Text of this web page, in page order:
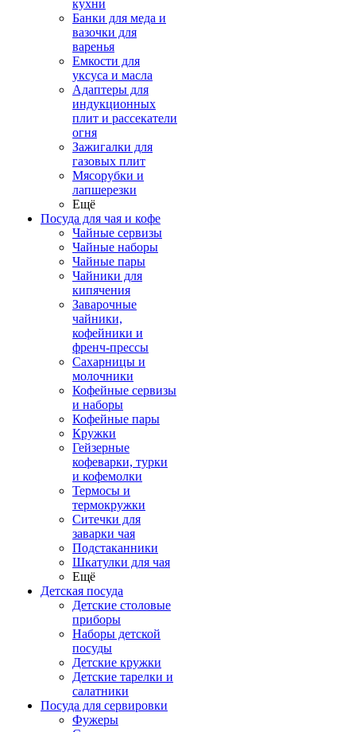
кухни
Банки для меда и
вазочки для
варенья
Емкости для
уксуса и масла
Адаптеры для
индукционных
плит и рассекатели
огня
Зажигалки для
газовых плит
Мясорубки и
лапшерезки
Ещё
Посуда для чая и кофе
Чайные сервизы
Чайные наборы
Чайные пары
Чайники для
кипячения
Заварочные
чайники,
кофейники и
френч-прессы
Сахарницы и
молочники
Кофейные сервизы
и наборы
Кофейные пары
Кружки
Гейзерные
кофеварки, турки
и кофемолки
Термосы и
термокружки
Ситечки для
заварки чая
Подстаканники
Шкатулки для чая
Ещё
Детская посуда
Детские столовые
приборы
Наборы детской
посуды
Детские кружки
Детские тарелки и
салатники
Посуда для сервировки
Фужеры